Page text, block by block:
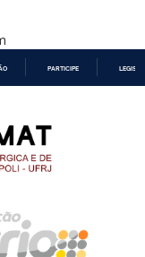
PARTICIPE